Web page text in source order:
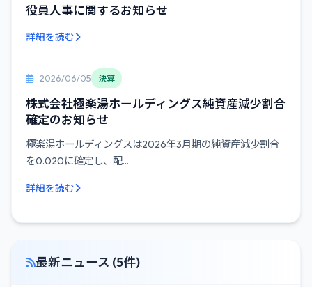
役員人事に関するお知らせ
詳細を読む
2026/06/05 決算
株式会社極楽湯ホールディングス純資産減少割合
確定のお知らせ
極楽湯ホールディングスは2026年3月期の純資産減少割合
を0.020に確定し、配...
詳細を読む
最新ニュース (5件)